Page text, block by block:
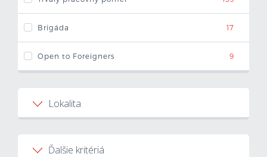
Mzdová kalkulačka
Brigáda 17
Open to Foreigners 9
Lokalita
Ďalšie kritériá